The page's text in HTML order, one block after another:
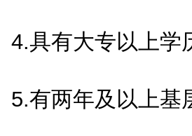
有大专以上学
两年及以上基